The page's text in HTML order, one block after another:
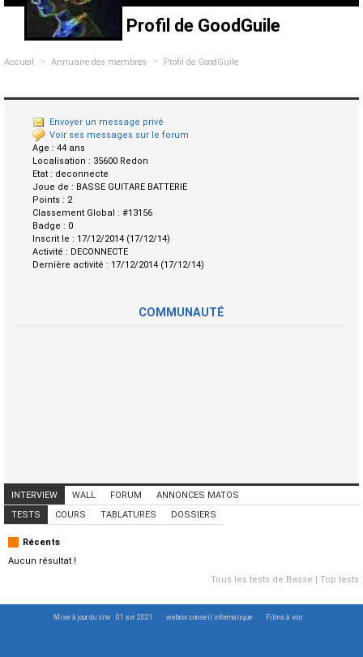
Profil de GoodGuile
Accueil > Annuaire des membres > Profil de GoodGuile
Envoyer un message privé
Voir ses messages sur le forum
Age : 44 ans
Localisation : 35600 Redon
Etat : deconnecte
Joue de : BASSE GUITARE BATTERIE
Points : 2
Classement Global : #13156
Badge : 0
Inscrit le : 17/12/2014 (17/12/14)
Activité : DECONNECTE
Dernière activité : 17/12/2014 (17/12/14)
COMMUNAUTÉ
INTERVIEW WALL FORUM
ANNONCES MATOS
ANNONCES MUSICIENS
CONCERTS
TESTS COURS TABLATURES DOSSIERS
Récents
Aucun résultat !
Tous les tests de Basse
Top tests
Mise à jour du site : 01 avr. 2021 webrox conseil informatique Films à voir